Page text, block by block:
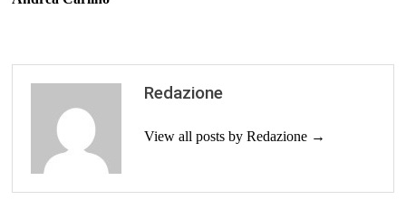
Redazione
View all posts by Redazione →